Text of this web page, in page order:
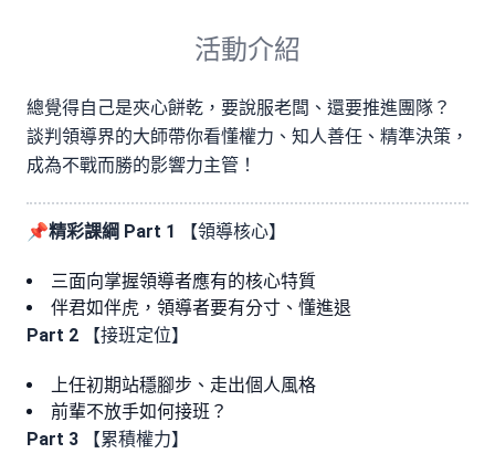
活動介紹
總覺得自己是夾心餅乾，要說服老闆、還要推進團隊？
談判領導界的大師帶你看懂權力、知人善任、精準決策，
成為不戰而勝的影響力主管！
📌精彩課綱 Part 1 【領導核心】
三面向掌握領導者應有的核心特質
伴君如伴虎，領導者要有分寸、懂進退
Part 2 【接班定位】
上任初期站穩腳步、走出個人風格
前輩不放手如何接班？
Part 3 【累積權力】